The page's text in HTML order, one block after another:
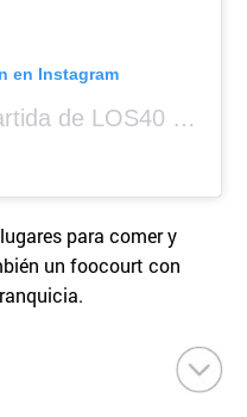
en Instagram
Una publicación compartida de LOS40 Panamá 🇵🇦 🎙️🎶 (@los40panama)
para comer y
un foocourt con